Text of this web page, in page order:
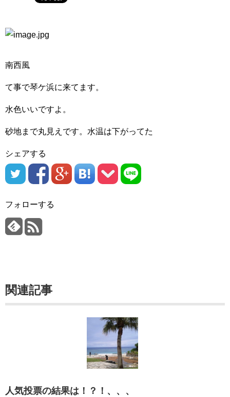
南西風
て事で琴ケ浜に来てます。
水色いいですよ。
砂地まで丸見えです。水温は下がってた
シェアする
フォローする
関連記事
人気投票の結果は！？！、、、